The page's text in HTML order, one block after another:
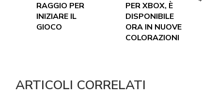
RAGGIO PER
INIZIARE IL
GIOCO
PER XBOX, È
DISPONIBILE
ORA IN NUOVE
COLORAZIONI
ARTICOLI CORRELATI